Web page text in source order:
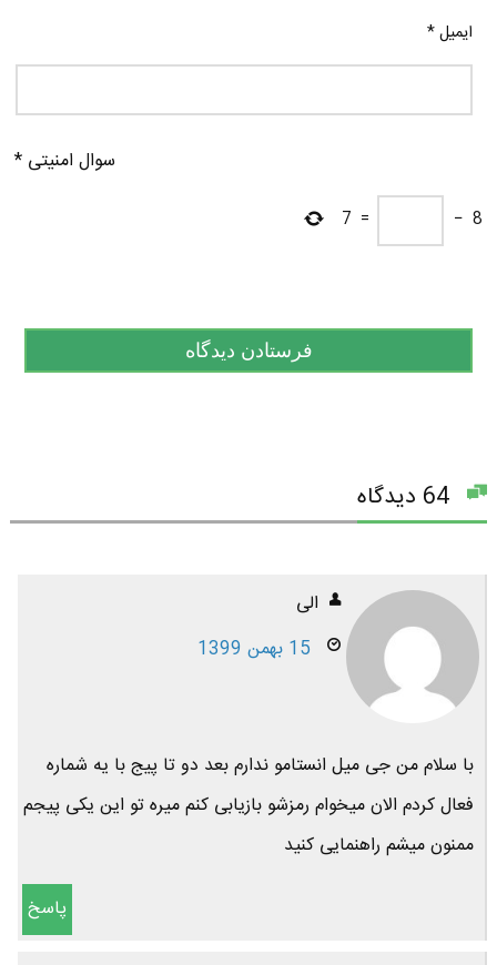
ایمیل*
سوال امنیتی *
8
−
=
7
الی
15 بهمن 1399
با سلام من جی میل انستامو ندارم بعد دو تا پیج با یه شماره
فعال کردم الان میخوام رمزشو بازیابی کنم میره تو این یکی پیجم
ممنون میشم راهنمایی کنید
پاسخ